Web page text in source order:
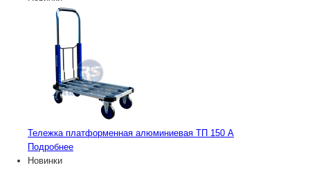
Тележка платформенная алюминиевая ТП 150 А
Подробнее
Новинки